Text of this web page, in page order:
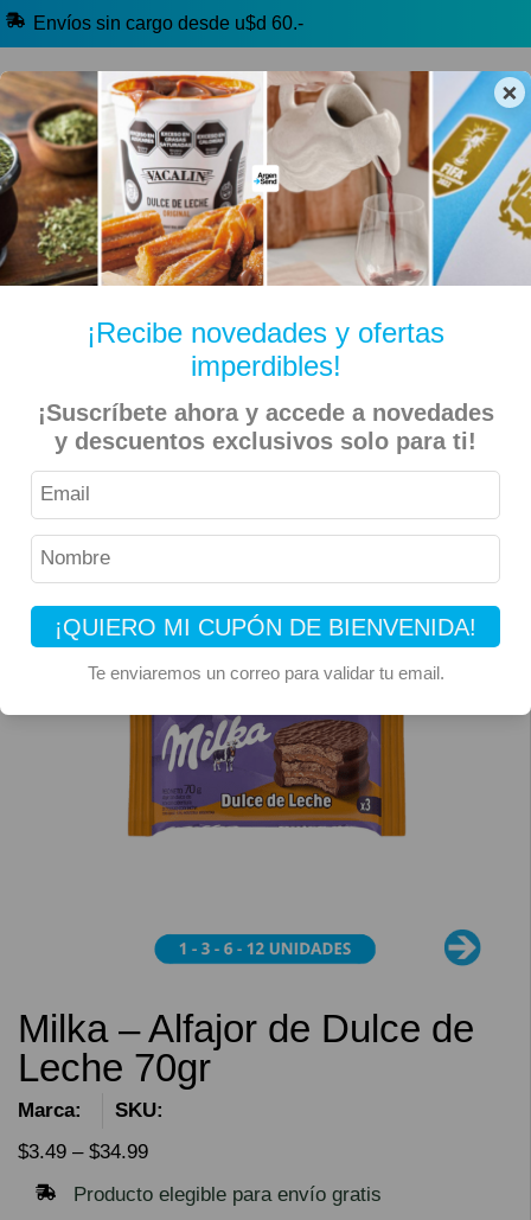
×
¡Recibe novedades y ofertas
imperdibles!
¡Suscríbete ahora y accede a novedades
y descuentos exclusivos solo para ti!
¡QUIERO MI CUPÓN DE BIENVENIDA!
Te enviaremos un correo para validar tu email.
Envíos sin cargo desde u$d 60.-
🔥 Selección Argentina
🧉 Clásicos argentinos 🏷️ Todas las categorías
Inicio Kiosko Dulce y Salado Alfajores y Conitos
Milka – Alfajor de Dulce de Leche 70gr
Milka – Alfajor de Dulce de
Leche 70gr
Marca:
SKU:
$3.49 – $34.99
Producto elegible para envío gratis